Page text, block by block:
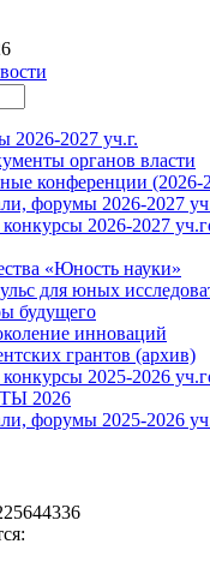
2026-2027 уч.г.
органов власти
конференции (2026-
форумы 2026-2027
2026-2027
«Юность науки»
для юных
будущего
инноваций
грантов (архив)
2025-2026
2026
форумы 2025-2026